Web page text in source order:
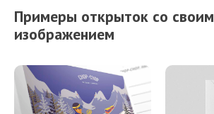
Примеры открыток со своим
изображением